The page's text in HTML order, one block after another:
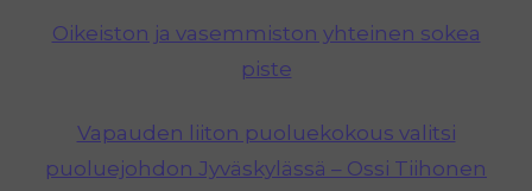
Oikeiston ja vasemmiston yhteinen sokea
piste
Vapauden liiton puoluekokous valitsi
puoluejohdon Jyväskylässä – Ossi Tiihonen